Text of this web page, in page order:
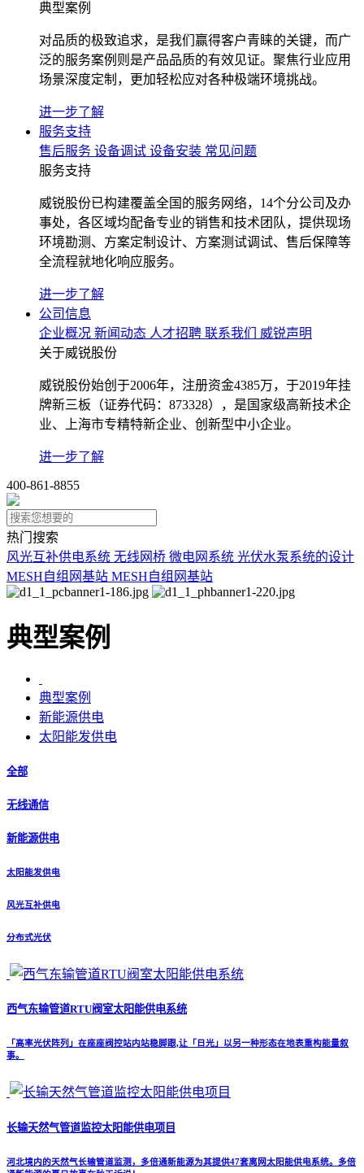
典型案例
对品质的极致追求，是我们赢得客户青睐的关键，而广
泛的服务案例则是产品品质的有效见证。聚焦行业应用
场景深度定制，更加轻松应对各种极端环境挑战。
进一步了解
服务支持
售后服务 设备调试 设备安装 常见问题
服务支持
威锐股份已构建覆盖全国的服务网络，14个分公司及办
事处，各区域均配备专业的销售和技术团队，提供现场
环境勘测、方案定制设计、方案测试调试、售后保障等
全流程就地化响应服务。
进一步了解
公司信息
企业概况 新闻动态 人才招聘 联系我们
威锐声明
关于威锐股份
威锐股份始创于2006年，注册资金4385万，于2019年挂
牌新三板（证券代码：873328），是国家级高新技术企
业、上海市专精特新企业、创新型中小企业。
进一步了解
400-861-8855
热门搜索
风光互补供电系统 无线网桥 微电网系统 光伏水泵系统的设计
MESH自组网基站 MESH自组网基站
典型案例
典型案例
新能源供电
太阳能发供电
全部
无线通信
新能源供电
太阳能发供电
风光互补供电
分布式光伏
西气东输管道RTU阀室太阳能供电系统
「高率光伏阵列」在座座阀控站内站稳脚跟,让「日光」以另一种形态在地表重构能量叙
事。
长输天然气管道监控太阳能供电项目
河北境内的天然气长输管道监测，多倍通新能源为其提供47套离网太阳能供电系统。多倍